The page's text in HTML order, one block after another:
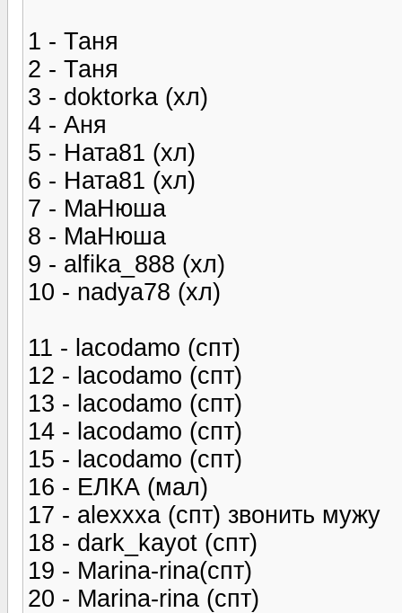
1 - Таня
2 - Таня
3 - doktorka (хл)
4 - Аня
5 - Ната81 (хл)
6 - Ната81 (хл)
7 - МаНюша
8 - МаНюша
9 - alfika_888 (хл)
10 - nadya78 (хл)
11 - lacodamo (спт)
12 - lacodamo (спт)
13 - lacodamo (спт)
14 - lacodamo (спт)
15 - lacodamo (спт)
16 - ЕЛКА (мал)
17 - alexxxa (спт) звонить мужу
18 - dark_kayot (спт)
19 - Marina-rina(спт)
20 - Marina-rina (спт)